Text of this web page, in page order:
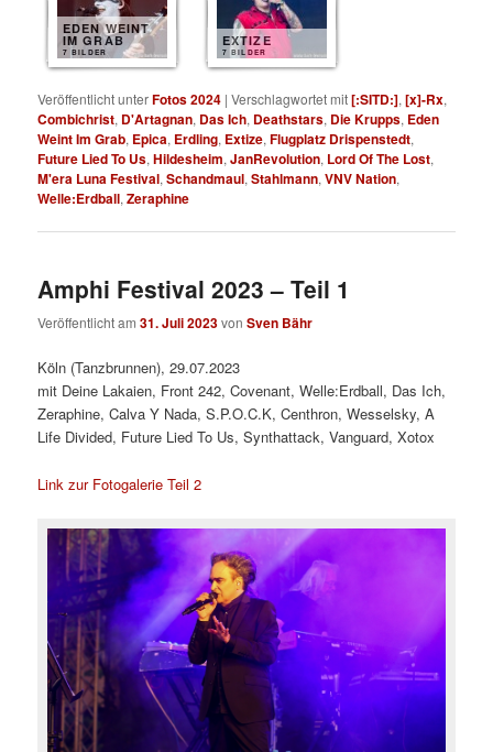
EDEN WEINT
IM GRAB
7 BILDER
EXTIZE
7 BILDER
Veröffentlicht unterFotos 2024 |Verschlagwortet mit[:SITD:],[x]-Rx,
Combichrist, D'Artagnan, Das Ich, Deathstars, Die Krupps, Eden
Weint Im Grab, Epica, Erdling, Extize,Flugplatz Drispenstedt,
Future Lied To Us,Hildesheim,JanRevolution, Lord Of The Lost,
M'era Luna Festival,Schandmaul,Stahlmann,VNV Nation,
Welle:Erdball,Zeraphine
Amphi Festival 2023 – Teil 1
Veröffentlicht am31. Juli 2023vonSven Bähr
Köln (Tanzbrunnen), 29.07.2023
mit Deine Lakaien, Front 242, Covenant, Welle:Erdball, Das Ich,
Zeraphine, Calva Y Nada, S.P.O.C.K, Centhron, Wesselsky, A
Life Divided, Future Lied To Us, Synthattack, Vanguard, Xotox
Link zur Fotogalerie Teil 2